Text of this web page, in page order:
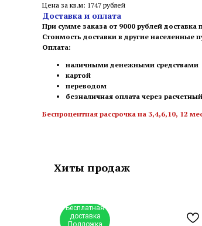
Цена за кв.м: 1747 рублей
Доставка и оплата
При сумме заказа от 9000 рублей
Стоимость доставки в другие
Оплата:
наличными денежными средствами
картой
переводом
безналичная оплата через
Беспроцентная рассрочка на 3,4,6,10, 12
Хиты продаж
Бесплатная
доставка
Подложка